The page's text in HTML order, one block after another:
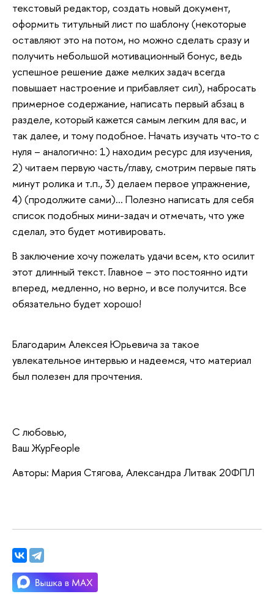
текстовый редактор, создать новый документ,
оформить титульный лист по шаблону (некоторые
оставляют это на потом, но можно сделать сразу и
получить небольшой мотивационный бонус, ведь
успешное решение даже мелких задач всегда
повышает настроение и прибавляет сил), набросать
примерное содержание, написать первый абзац в
разделе, который кажется самым легким для вас, и
так далее, и тому подобное. Начать изучать что-то с
нуля – аналогично: 1) находим ресурс для изучения,
2) читаем первую часть/главу, смотрим первые пять
минут ролика и т.п., 3) делаем первое упражнение,
4) (продолжите сами)... Полезно написать для себя
список подобных мини-задач и отмечать, что уже
сделал, это будет мотивировать.
В заключение хочу пожелать удачи всем, кто осилит
этот длинный текст. Главное – это постоянно идти
вперед, медленно, но верно, и все получится. Все
обязательно будет хорошо!
Благодарим Алексея Юрьевича за такое
увлекательное интервью и надеемся, что материал
был полезен для прочтения.
С любовью,
Ваш ЖурFeople
Авторы: Мария Стягова, Александра Литвак 20ФПЛ